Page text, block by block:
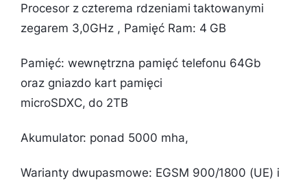
Procesor z czterema rdzeniami taktowanymi
zegarem 3,0GHz , Pamięć Ram: 4 GB
Pamięć: wewnętrzna pamięć telefonu 64Gb
oraz gniazdo kart pamięci
microSDXC, do 2TB
Akumulator: ponad 5000 mha,
Warianty dwupasmowe: EGSM 900/1800 (UE) i